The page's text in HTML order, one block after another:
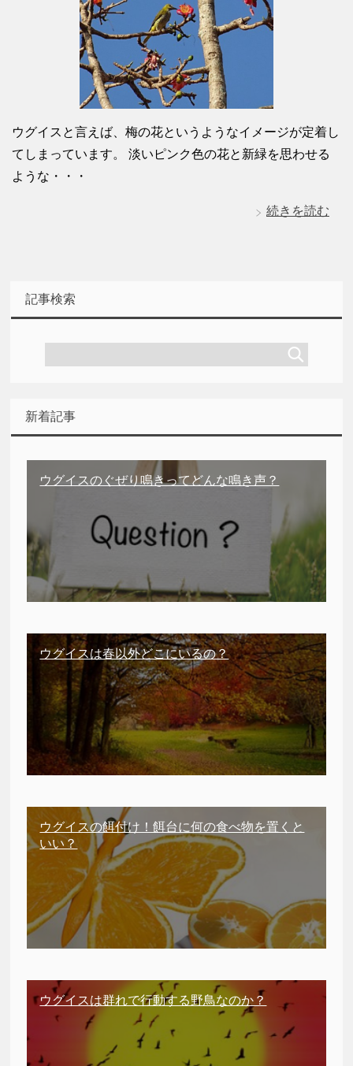
ウグイスと言えば、梅の花というようなイメージが定着し
てしまっています。 淡いピンク色の花と新緑を思わせる
ような・・・
続きを読む
記事検索
新着記事
ウグイスのぐぜり鳴きってどんな鳴き声？
ウグイスは春以外どこにいるの？
ウグイスの餌付け！餌台に何の食べ物を置くと
いい？
ウグイスは群れで行動する野鳥なのか？